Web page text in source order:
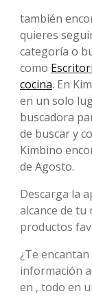
también
quieres
categoría o
como
cocina. En
en un solo
buscadora
de buscar y
Kimbino
de Agosto.
Descarga la
alcance de tu
productos
¿Te
información
en , todo en